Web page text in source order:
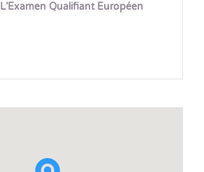
L’Examen Qualifiant Européen